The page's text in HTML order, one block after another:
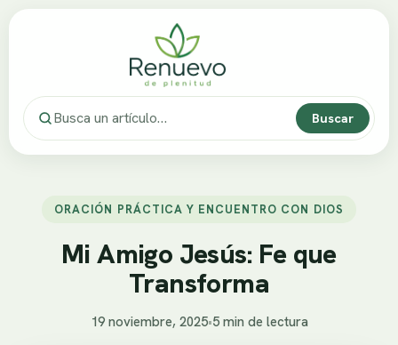
Buscar
ORACIÓN PRÁCTICA Y ENCUENTRO CON DIOS
Mi Amigo Jesús: Fe que
Transforma
19 noviembre, 2025•5 min de lectura